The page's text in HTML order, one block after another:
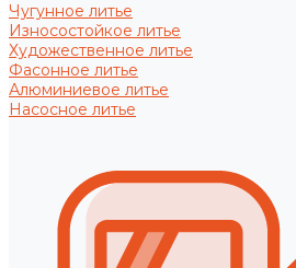
Чугунное литье
Износостойкое литье
Художественное литье
Фасонное литье
Алюминиевое литье
Насосное литье